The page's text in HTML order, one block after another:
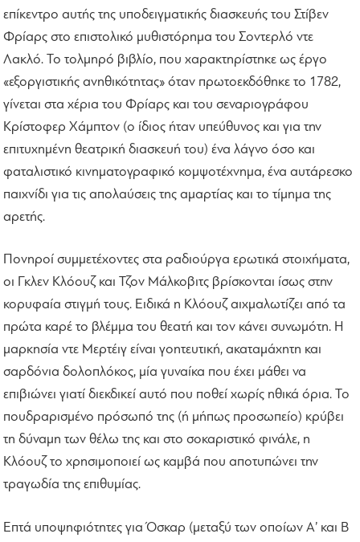
επίκεντρο αυτής της υποδειγματικής διασκευής του Στίβεν
Φρίαρς στο επιστολικό μυθιστόρημα του Σοντερλό ντε
Λακλό. Το τολμηρό βιβλίο, που χαρακτηρίστηκε ως έργο
«εξοργιστικής ανηθικότητας» όταν πρωτοεκδόθηκε το 1782,
γίνεται στα χέρια του Φρίαρς και του σεναριογράφου
Κρίστοφερ Χάμπτον (ο ίδιος ήταν υπεύθυνος και για την
επιτυχημένη θεατρική διασκευή του) ένα λάγνο όσο και
φαταλιστικό κινηματογραφικό κομψοτέχνημα, ένα αυτάρεσκο
παιχνίδι για τις απολαύσεις της αμαρτίας και το τίμημα της
αρετής.
Πονηροί συμμετέχοντες στα ραδιούργα ερωτικά στοιχήματα,
οι Γκλεν Κλόουζ και Τζον Μάλκοβιτς βρίσκονται ίσως στην
κορυφαία στιγμή τους. Ειδικά η Κλόουζ αιχμαλωτίζει από τα
πρώτα καρέ το βλέμμα του θεατή και τον κάνει συνωμότη. Η
μαρκησία ντε Μερτέιγ είναι γοητευτική, ακαταμάχητη και
σαρδόνια δολοπλόκος, μία γυναίκα που έχει μάθει να
επιβιώνει γιατί διεκδικεί αυτό που ποθεί χωρίς ηθικά όρια. Το
πουδραρισμένο πρόσωπό της (ή μήπως προσωπείο) κρύβει
τη δύναμη των θέλω της και στο σοκαριστικό φινάλε, η
Κλόουζ το χρησιμοποιεί ως καμβά που αποτυπώνει την
τραγωδία της επιθυμίας.
Επτά υποψηφιότητες για Όσκαρ (μεταξύ των οποίων Α’ και Β